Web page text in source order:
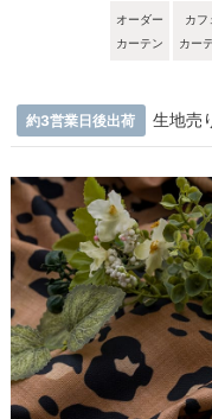
オーダー
カーテン
カフ
カー
約3営業日後出荷 生地売